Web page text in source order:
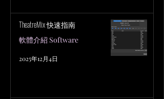
TheatreMix 快速指南
軟體介紹 Software
2025年12月4日